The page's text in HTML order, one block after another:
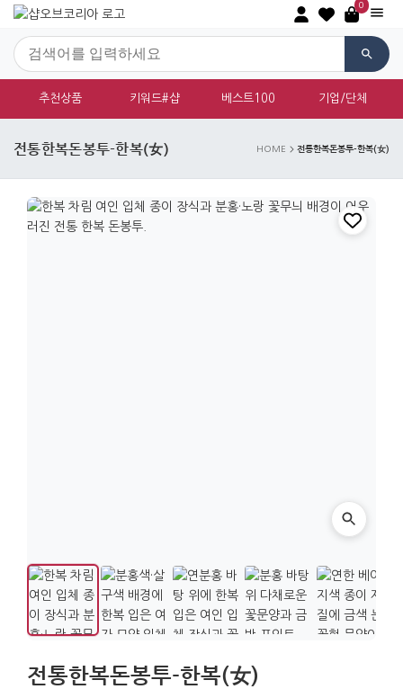
0
추천상품 키워드#샵 베스트100 기업/단체
전통한복돈봉투-한복(女) HOME 전통한복돈봉투-한복(女)
전통한복돈봉투-한복(女)